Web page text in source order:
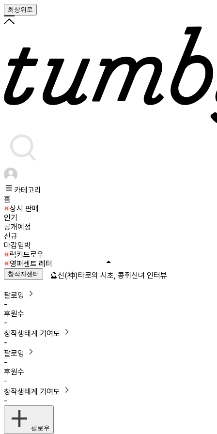
최상위로
카테고리
홈
상시 판매
인기
공개예정
신규
마감임박
럭키드로우
영퍼센트 레터
창작자센터
팔로잉
-
후원수
-
창작생태계 기여도
-
팔로잉
-
후원수
-
창작생태계 기여도
-
팔로우
🔮신(神)타로의 시초, 콩쥐신녀 인터뷰